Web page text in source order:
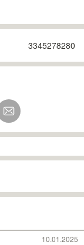
3345278280
10.01.2025